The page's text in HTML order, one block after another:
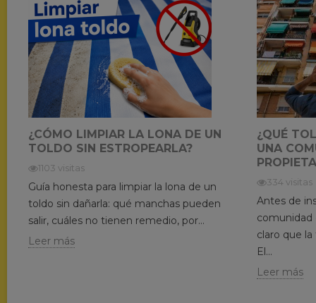
¿CÓMO LIMPIAR LA LONA DE UN
TOLDO SIN ESTROPEARLA?
1103 visitas
Guía honesta para limpiar la lona de un
toldo sin dañarla: qué manchas pueden
salir, cuáles no tienen remedio, por...
Leer más
¿QUÉ
UNA
334 visitas
Antes de
comunidad
claro que
El...
Leer más